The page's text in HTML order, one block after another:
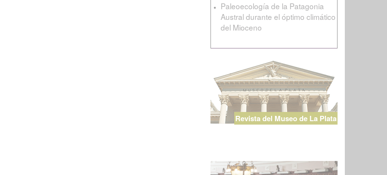
Paleoecología de la Patagonia
Austral durante el óptimo climático
del Mioceno
Revista del Museo de La Plata